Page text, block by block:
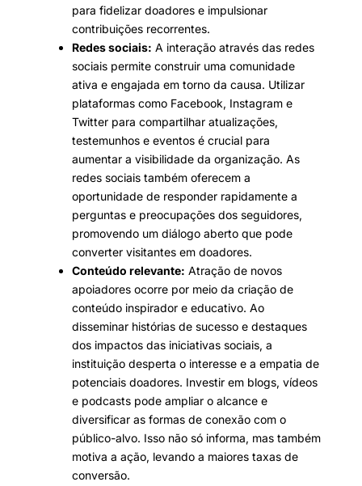
para fidelizar doadores e impulsionar
contribuições recorrentes.
Redes sociais: A interação através das redes
sociais permite construir uma comunidade
ativa e engajada em torno da causa. Utilizar
plataformas como Facebook, Instagram e
Twitter para compartilhar atualizações,
testemunhos e eventos é crucial para
aumentar a visibilidade da organização. As
redes sociais também oferecem a
oportunidade de responder rapidamente a
perguntas e preocupações dos seguidores,
promovendo um diálogo aberto que pode
converter visitantes em doadores.
Conteúdo relevante: Atração de novos
apoiadores ocorre por meio da criação de
conteúdo inspirador e educativo. Ao
disseminar histórias de sucesso e destaques
dos impactos das iniciativas sociais, a
instituição desperta o interesse e a empatia de
potenciais doadores. Investir em blogs, vídeos
e podcasts pode ampliar o alcance e
diversificar as formas de conexão com o
público-alvo. Isso não só informa, mas também
motiva a ação, levando a maiores taxas de
conversão.